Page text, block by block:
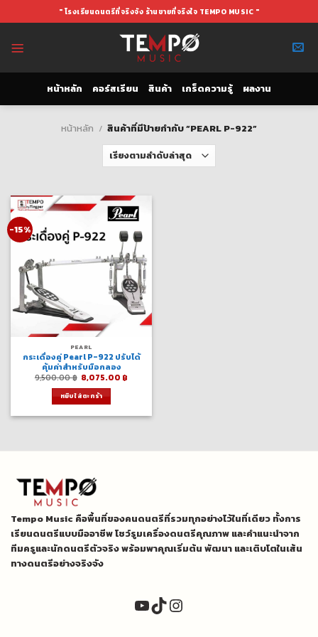
to
" โรงเรียนดนตรีที่จริงจัง ร้านขายที่จริงใจ TEMPO MUSIC "
หน้าหลัก คอร์สเรียน สินค้า เกร็ดความรู้ ผลงาน
หน้าหลัก / สินค้าที่มีป้ายกำกับ “PEARL P-922”
-15%
PEARL
กระเดื่องคู่ Pearl P-922 ปรับได้
คุ้มค่าสำหรับมือกลอง
9,500.00฿ Original
price
was:
9,500.00 ฿.
8,075.00 ฿
หยิบใส่ตะกร้า
Tempo Music คือพื้นที่ของคนดนตรีที่รวมทุกอย่างไว้ในที่เดียว ทั้งการ
เรียนดนตรีแบบมืออาชีพ โชว์รูมเครื่องดนตรีคุณภาพ และคำแนะนำจาก
ทีมครูและนักดนตรีตัวจริง พร้อมพาคุณเริ่มต้น พัฒนา และเติบโตในเส้น
ทางดนตรีอย่างจริงจัง
YouTube
TikTok
Instagram